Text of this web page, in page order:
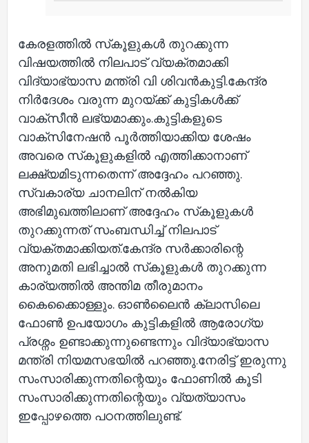
കേരളത്തില്‍ സ്‌കൂളുകള്‍ തുറക്കുന്ന
വിഷയത്തില്‍ നിലപാട് വ്യക്തമാക്കി
വിദ്യാഭ്യാസ മന്ത്രി വി ശിവന്‍കുട്ടി.കേന്ദ്ര
നിർദേശം വരുന്ന മുറയ്ക്ക് കുട്ടികൾക്ക്
വാക്സീൻ ലഭ്യമാക്കും.കുട്ടികളുടെ
വാക്‌സിനേഷന്‍ പൂര്‍ത്തിയാക്കിയ ശേഷം
അവരെ സ്‌കൂളുകളില്‍ എത്തിക്കാനാണ്
ലക്ഷ്യമിടുന്നതെന്ന് അദ്ദേഹം പറഞ്ഞു.
സ്വകാര്യ ചാനലിന് നല്‍കിയ
അഭിമുഖത്തിലാണ് അദ്ദേഹം സ്‌കൂളുകള്‍
തുറക്കുന്നത് സംബന്ധിച്ച്‌ നിലപാട്
വ്യക്തമാക്കിയത്.കേന്ദ്ര സര്‍ക്കാരിന്റെ
അനുമതി ലഭിച്ചാല്‍ സ്‌കൂളുകള്‍ തുറക്കുന്ന
കാര്യത്തില്‍ അന്തിമ തീരുമാനം
കൈക്കൈാള്ളും. ഓണ്‍ലൈന്‍ ക്ലാസിലെ
ഫോണ്‍ ഉപയോഗം കുട്ടികളില്‍ ആരോഗ്യ
പ്രശ്നം ഉണ്ടാക്കുന്നുണ്ടെന്നും വിദ്യാഭ്യാസ
മന്ത്രി നിയമസഭയില്‍ പറഞ്ഞു.നേരിട്ട് ഇരുന്നു
സംസാരിക്കുന്നതിന്റെയും ഫോണില്‍ കൂടി
സംസാരിക്കുന്നതിന്റെയും വ്യത്യാസം
ഇപ്പോഴത്തെ പഠനത്തിലുണ്ട്.